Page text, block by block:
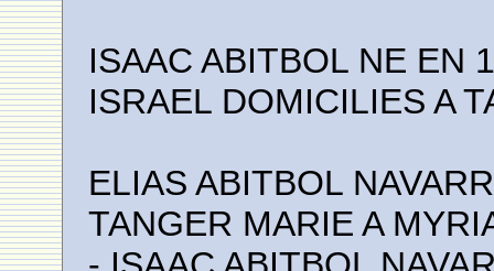
ISAAC ABITBOL NE EN
ISRAEL DOMICILIES A
ELIAS ABITBOL
TANGER MARIE A